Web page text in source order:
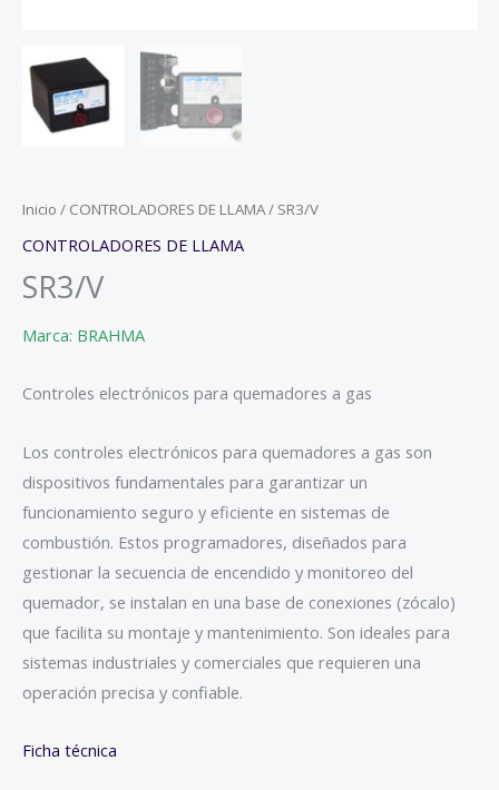
Inicio / CONTROLADORES DE LLAMA/ SR3/V
CONTROLADORES DE LLAMA
SR3/V
Marca: BRAHMA
Controles electrónicos para quemadores a gas
Los controles electrónicos para quemadores a gas son
dispositivos fundamentales para garantizar un
funcionamiento seguro y eficiente en sistemas de
combustión. Estos programadores, diseñados para
gestionar la secuencia de encendido y monitoreo del
quemador, se instalan en una base de conexiones (zócalo)
que facilita su montaje y mantenimiento. Son ideales para
sistemas industriales y comerciales que requieren una
operación precisa y confiable.
Ficha técnica